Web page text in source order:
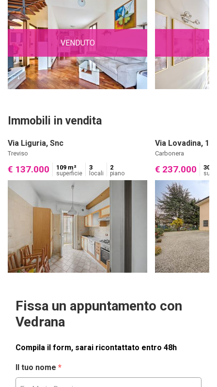
VENDUTO
Immobili in vendita
Via Liguria, Snc
Treviso
€ 137.000 109 m²
superficie
3
locali
2
piano
Via Lovadina, 11
Carbonera
€ 237.000 300
Fissa un appuntamento con
Vedrana
Compila il form, sarai ricontattato entro 48h
Il tuo nome *